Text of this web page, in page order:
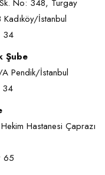
No: 348, Turgay
İstanbul
34
Şube
Pendik/İstanbul
34
Hastanesi Çaprazı
65